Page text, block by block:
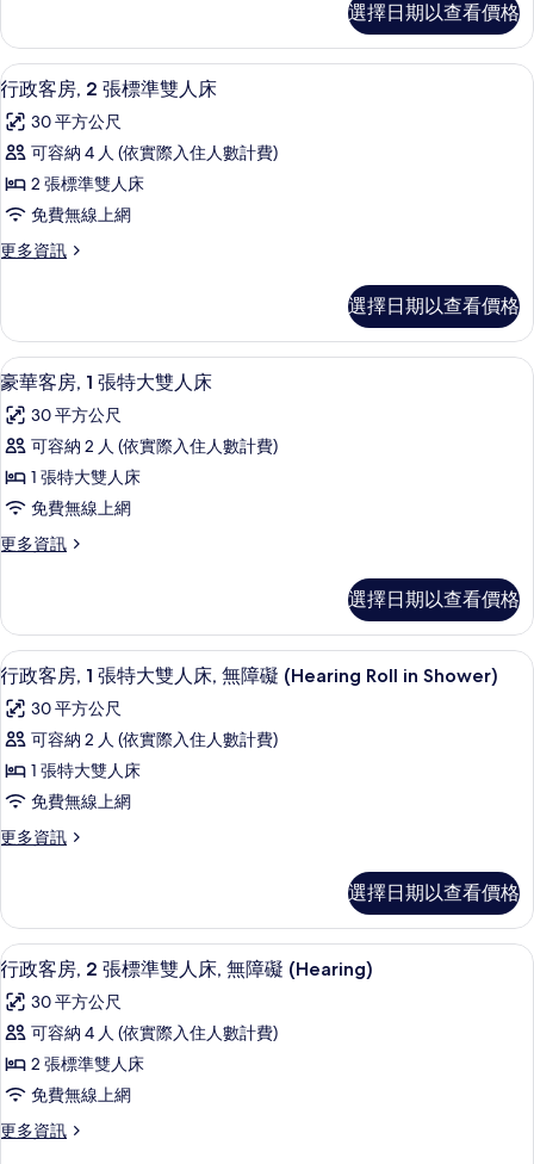
in
Shower)
的
所
有
相
片
in
Shower)
的
詳
情
特
大
雙
人
床
的
所
有
客
房,
1
張
特
大
人
床
詳
選擇日期以查看價格
顯
示
行
政
客
2
標
準
雙
人
床
的
所
有
高級寢具、客房內保險箱、書桌、筆
4
行政客房, 2 張標準雙人床
30 平方公尺
可容納 4 人 (依實際入住人數計費)
2 張標準雙人床
免費無線上網
更多資訊
更
客
房,
2
標
準
人
床
詳
選擇日期以查看價格
顯
示
豪
華
客
1
特
大
雙
人
床
的
所
有
高級寢具、客房內保險箱、書桌、筆
4
豪華客房, 1 張特大雙人床
30 平方公尺
可容納 2 人 (依實際入住人數計費)
1 張特大雙人床
免費無線上網
更多資訊
更
客
房,
1
張
特
大
人
床
詳
選擇日期以查看價格
顯
示
行
政
客
1
特
大
雙
人
床,
無
障
礙
高級寢具、客房內保險箱、書桌、筆
4
行政客房, 1 張特大雙人床, 無障礙 (Hearing Roll in Shower)
30 平方公尺
可容納 2 人 (依實際入住人數計費)
1 張特大雙人床
免費無線上網
更多資訊
更
客
房,
1
張
特
大
人
床,
障
選擇日期以查看價格
顯
示
行
政
客
2
高級寢具、客房內保險箱、書桌、筆
4
行政客房, 2 張標準雙人床, 無障礙 (Hearing)
30 平方公尺
可容納 4 人 (依實際入住人數計費)
2 張標準雙人床
免費無線上網
更多資訊
更